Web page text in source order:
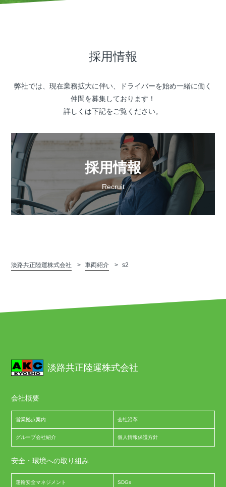
採用情報
弊社では、現在業務拡大に伴い、ドライバーを始め一緒に働く
仲間を募集しております！
詳しくは下記をご覧ください。
採用情報
Recruit
淡路共正陸運株式会社 車両紹介 s2
淡路共正陸運株式会社
会社概要
営業拠点案内 会社沿革
グループ会社紹介 個人情報保護方針
安全・環境への取り組み
運輸安全マネジメント SDGs